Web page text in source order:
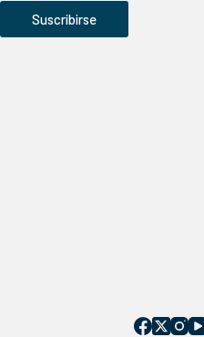
Suscribirse